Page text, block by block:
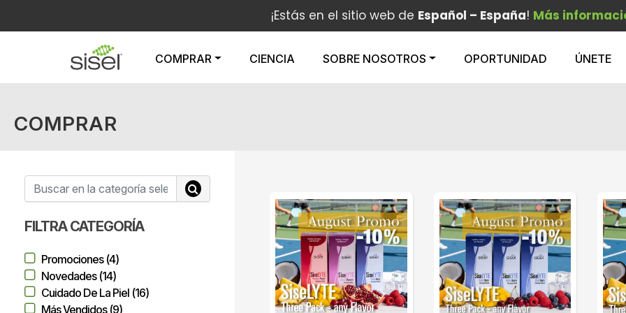
¡Estás en el sitio web de Español – España! Más
COMPRAR CIENCIA SOBRE NOSOTROS OPORTUNIDAD ÚNETE
COMPRAR
FILTRA CATEGORÍA
Promociones (4)
Novedades (14)
Cuidado De La Piel (16)
Más Vendidos (9)